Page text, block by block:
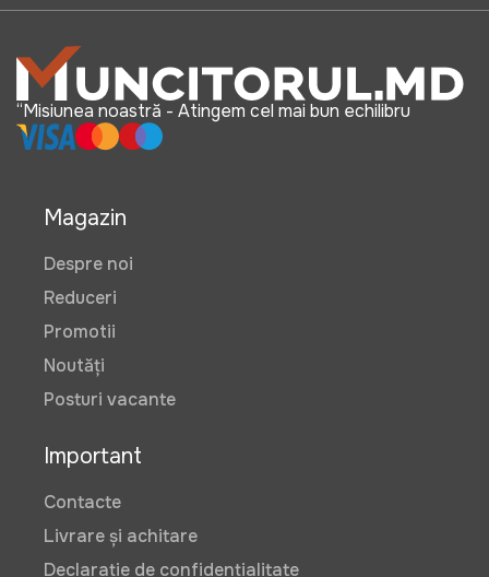
“Misiunea noastră - Atingem cel mai bun echilibru
Magazin
Despre noi
Reduceri
Promotii
Noutăți
Posturi vacante
Important
Contacte
Livrare și achitare
Declarație de confidențialitate